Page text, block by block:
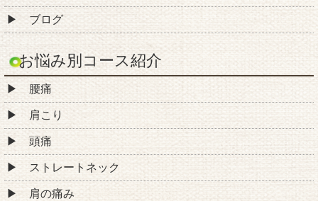
ブログ
お悩み別コース紹介
腰痛
肩こり
頭痛
ストレートネック
肩の痛み